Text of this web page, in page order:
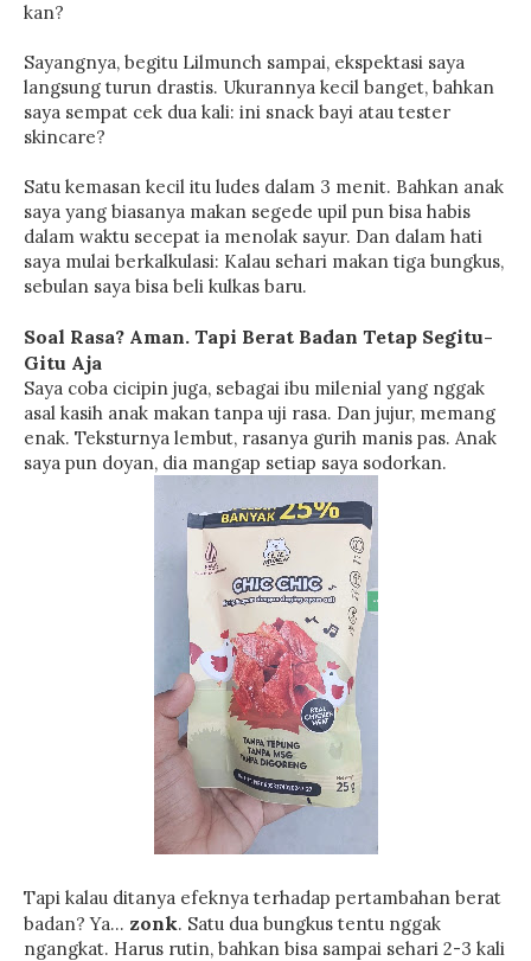
kan?
Sayangnya, begitu Lilmunch sampai, ekspektasi saya
langsung turun drastis. Ukurannya kecil banget, bahkan
saya sempat cek dua kali: ini snack bayi atau tester
skincare?
Satu kemasan kecil itu ludes dalam 3 menit. Bahkan anak
saya yang biasanya makan segede upil pun bisa habis
dalam waktu secepat ia menolak sayur. Dan dalam hati
saya mulai berkalkulasi: Kalau sehari makan tiga bungkus,
sebulan saya bisa beli kulkas baru.
Soal Rasa? Aman. Tapi Berat Badan Tetap Segitu-
Gitu Aja
Saya coba cicipin juga, sebagai ibu milenial yang nggak
asal kasih anak makan tanpa uji rasa. Dan jujur, memang
enak. Teksturnya lembut, rasanya gurih manis pas. Anak
saya pun doyan, dia mangap setiap saya sodorkan.
Tapi kalau ditanya efeknya terhadap pertambahan berat
badan? Ya... zonk. Satu dua bungkus tentu nggak
ngangkat. Harus rutin, bahkan bisa sampai sehari 2-3 kali